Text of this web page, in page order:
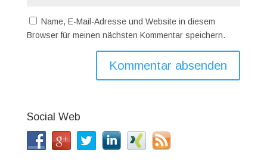
Name, E-Mail-Adresse und Website in diesem
Browser für meinen nächsten Kommentar speichern.
Social Web